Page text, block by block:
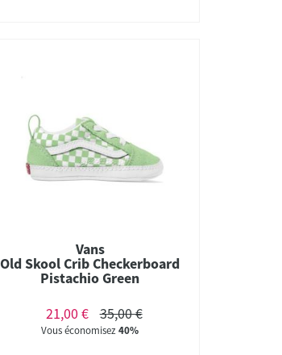
Vans
Old Skool Crib Checkerboard
Pistachio Green
21,00 €
35,00 €
Vous économisez40%